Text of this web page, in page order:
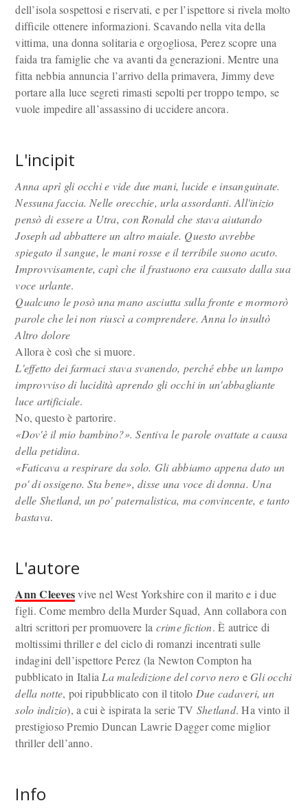
dell’isola sospettosi e riservati, e per l’ispettore si rivela molto
difficile ottenere informazioni. Scavando nella vita della
vittima, una donna solitaria e orgogliosa, Perez scopre una
faida tra famiglie che va avanti da generazioni. Mentre una
fitta nebbia annuncia l’arrivo della primavera, Jimmy deve
portare alla luce segreti rimasti sepolti per troppo tempo, se
vuole impedire all’assassino di uccidere ancora.
L'incipit
Anna aprì gli occhi e vide due mani, lucide e insanguinate.
Nessuna faccia. Nelle orecchie, urla assordanti. All'inizio
pensò di essere a Utra, con Ronald che stava aiutando
Joseph ad abbattere un altro maiale. Questo avrebbe
spiegato il sangue, le mani rosse e il terribile suono acuto.
Improvvisamente, capì che il frastuono era causato dalla sua
voce urlante.
Qualcuno le posò una mano asciutta sulla fronte e mormorò
parole che lei non riuscì a comprendere. Anna lo insultò
Altro dolore
Allora è così che si muore.
L'effetto dei farmaci stava svanendo, perché ebbe un lampo
improvviso di lucidità aprendo gli occhi in un'abbagliante
luce artificiale.
No, questo è partorire.
«Dov'è il mio bambino?». Sentiva le parole ovattate a causa
della petidina.
«Faticava a respirare da solo. Gli abbiamo appena dato un
po' di ossigeno. Sta bene», disse una voce di donna. Una
delle Shetland, un po' paternalistica, ma convincente, e tanto
bastava.
L'autore
Ann Cleevesvive nel West Yorkshire con il marito e i due
figli. Come membro della Murder Squad, Ann collabora con
altri scrittori per promuovere la crime fiction. È autrice di
moltissimi thriller e del ciclo di romanzi incentrati sulle
indagini dell’ispettore Perez (la Newton Compton ha
pubblicato in Italia La maledizione del corvo nero e Gli occhi
della notte, poi ripubblicato con il titolo Due cadaveri, un
solo indizio), a cui è ispirata la serie TV Shetland. Ha vinto il
prestigioso Premio Duncan Lawrie Dagger come miglior
thriller dell’anno.
Info